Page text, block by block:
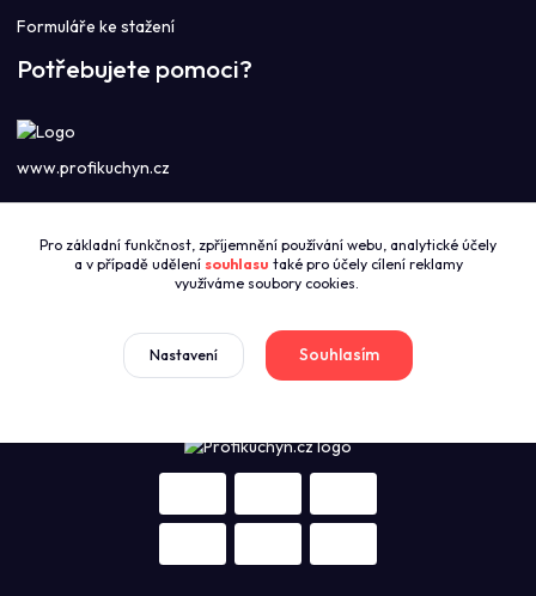
Formuláře ke stažení
Potřebujete pomoci?
www.profikuchyn.cz
+420774421626
(Po-Pá 8:00-16:00)
sales@profikuchyn.cz
Pro základní funkčnost, zpříjemnění používání webu, analytické účely
a v případě udělení souhlasu také pro účely cílení reklamy
využíváme soubory cookies.
Nastavení Souhlasím